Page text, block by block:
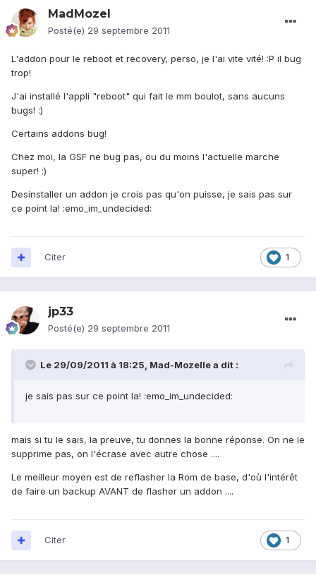
MadMozel
Posté(e) 29 septembre 2011
L'addon pour le reboot et recovery, perso, je l'ai vite vité! :P il bug
trop!
J'ai installé l'appli "reboot" qui fait le mm boulot, sans aucuns
bugs! :)
Certains addons bug!
Chez moi, la GSF ne bug pas, ou du moins l'actuelle marche
super! :)
Desinstaller un addon je crois pas qu'on puisse, je sais pas sur
ce point la! :emo_im_undecided:
1
Citer
jp33
Posté(e) 29 septembre 2011
Le 29/09/2011 à 18:25, Mad-Mozelle a dit :
je sais pas sur ce point la! :emo_im_undecided:
mais si tu le sais, la preuve, tu donnes la bonne réponse. On ne le
supprime pas, on l'écrase avec autre chose ....
Le meilleur moyen est de reflasher la Rom de base, d'où l'intérêt
de faire un backup AVANT de flasher un addon ....
1
Citer